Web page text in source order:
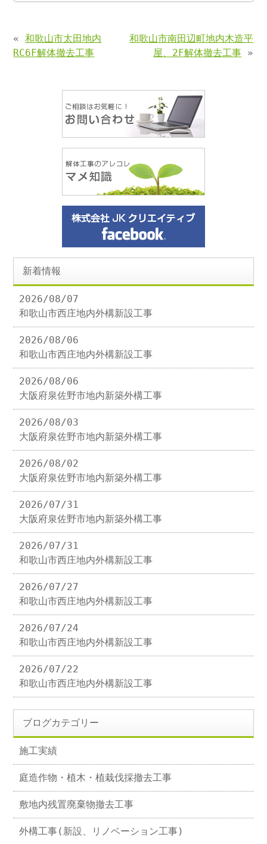
«和歌山市太田地内
RC6F解体撤去工事
和歌山市南田辺町地内木造平
屋、2F解体撤去工事 »
新着情報
2026/08/07
和歌山市西庄地内外構新設工事
2026/08/06
和歌山市西庄地内外構新設工事
2026/08/06
大阪府泉佐野市地内新築外構工事
2026/08/03
大阪府泉佐野市地内新築外構工事
2026/08/02
大阪府泉佐野市地内新築外構工事
2026/07/31
大阪府泉佐野市地内新築外構工事
2026/07/31
和歌山市西庄地内外構新設工事
2026/07/27
和歌山市西庄地内外構新設工事
2026/07/24
和歌山市西庄地内外構新設工事
2026/07/22
和歌山市西庄地内外構新設工事
ブログカテゴリー
施工実績
庭造作物・植木・植栽伐採撤去工事
敷地内残置廃棄物撤去工事
外構工事(新設、リノベーション工事)